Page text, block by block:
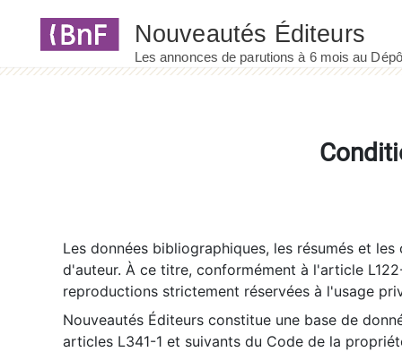
Les données bibliographiques, les résumés et
d'auteur. À ce titre, conformément à l'article
reproductions strictement réservées à l'usage
Nouveautés Éditeurs constitue une base de
articles L341-1 et suivants du Code de la